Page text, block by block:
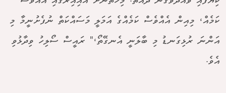
ކަމެއް، މިއިން އެއްވެސް ކަމެއްގެ އަމަލީ މަސައްކަތް ނުފެށުނީމާ މި
އަންނަ ރުޅިގަނޑު މި ބާލަނީ އެނގޭތޯ،" ރައީސް ސޯލިހު ވިދާޅުވި
އެވެ.